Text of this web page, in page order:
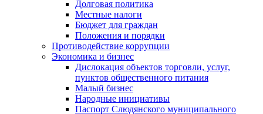
Долговая политика
Местные налоги
Бюджет для граждан
Положения и порядки
Противодействие коррупции
Экономика и бизнес
Дислокация объектов торговли, услуг,
пунктов общественного питания
Малый бизнес
Народные инициативы
Паспорт Слюдянского муниципального